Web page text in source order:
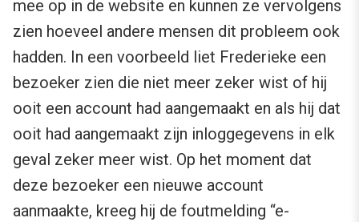
mee op in de website en kunnen ze vervolgens
zien hoeveel andere mensen dit probleem ook
hadden. In een voorbeeld liet Frederieke een
bezoeker zien die niet meer zeker wist of hij
ooit een account had aangemaakt en als hij dat
ooit had aangemaakt zijn inloggegevens in elk
geval zeker meer wist. Op het moment dat
deze bezoeker een nieuwe account
aanmaakte, kreeg hij de foutmelding “e-